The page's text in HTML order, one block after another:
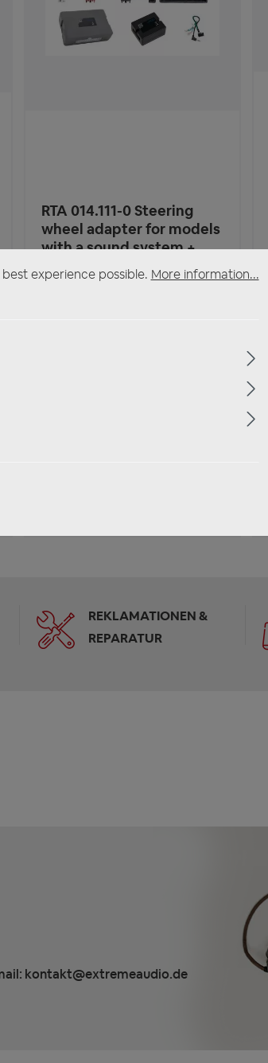
RTA 014.111-0 Steering
wheel adapter for models
with a sound system +
Can Bus Control
REKLAMATIONEN &
REPARATUR
kontakt@extremeaudio.de
experience possible. More information...